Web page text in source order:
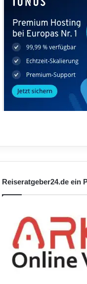
Reiseratgeber24.de ein